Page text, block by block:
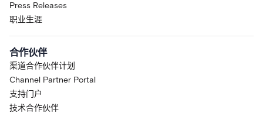
Press Releases
职业生涯
合作伙伴
渠道合作伙伴计划
Channel Partner Portal
支持门户
技术合作伙伴